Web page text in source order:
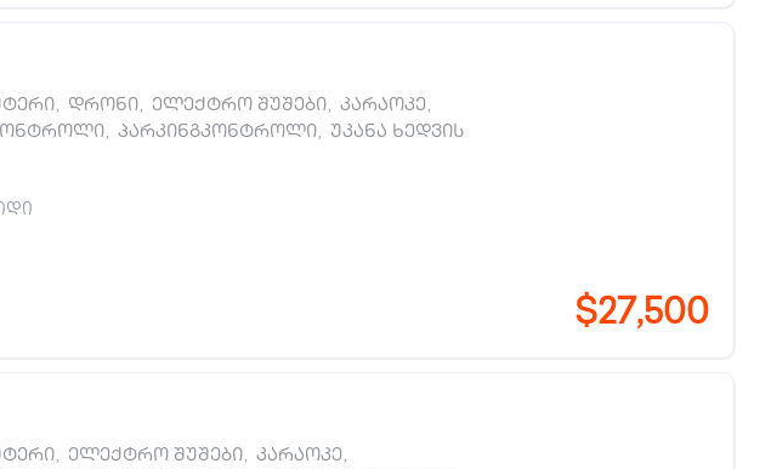
, დრონი, ელექტრო შუშები, კარაოკე,
, პარკინგკონტროლი, უკანა ხედვის
$27,500
, ელექტრო შუშები, კარაოკე,